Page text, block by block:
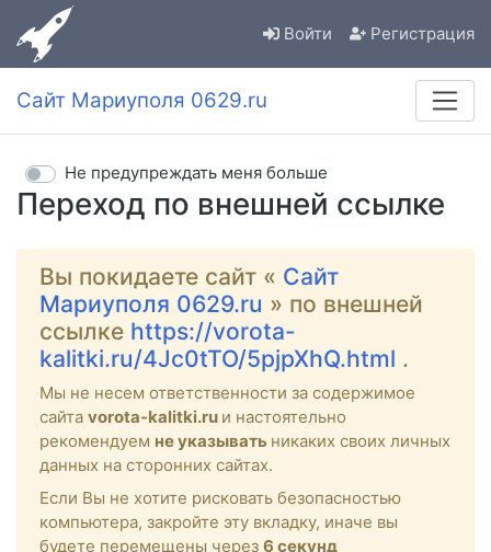
Войти Регистрация
Сайт Мариуполя 0629.ru
Переход по внешней ссылке
Не предупреждать меня больше
Вы покидаете сайт « Сайт
Мариуполя 0629.ru » по внешней
ссылке https://vorota-
kalitki.ru/4Jc0tTO/5pjpXhQ.html .
Мы не несем ответственности за содержимое
сайта vorota-kalitki.ru и настоятельно
рекомендуем не указывать никаких своих личных
данных на сторонних сайтах.
Если Вы не хотите рисковать безопасностью
компьютера, закройте эту вкладку, иначе вы
будете перемещены через 6 секунд